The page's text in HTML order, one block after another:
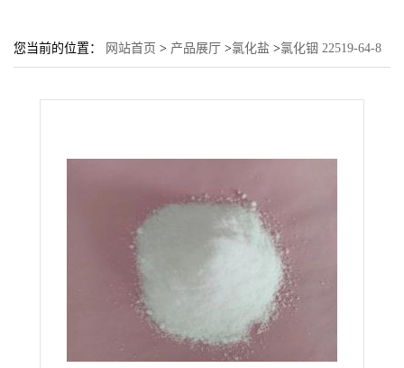
您当前的位置： 网站首页 > 产品展厅 >氯化盐 >氯化铟 22519-64-8